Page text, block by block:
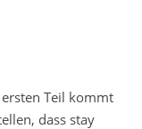
Teil kommt
dass stay